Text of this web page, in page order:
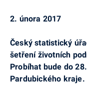
2. února 2017
Český statistický
šetření životních
Probíhat bude do
Pardubického kraje.